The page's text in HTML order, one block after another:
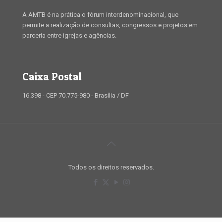
A AMTB é na prática o fórum interdenominacional, que
permite a realização de consultas, congressos e projetos em
parceria entre igrejas e agências.
Caixa Postal
16.398 - CEP 70.775-980 - Brasília / DF
Todos os direitos reservados.